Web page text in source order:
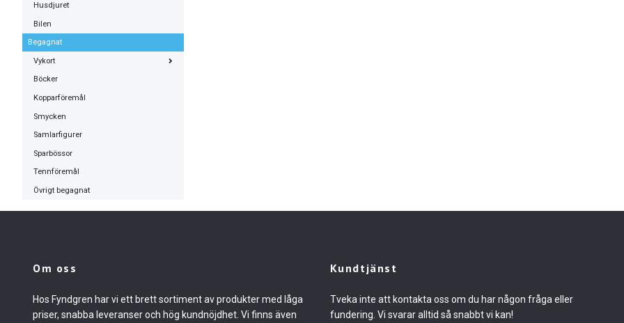
Husdjuret
Bilen
Begagnat
Vykort
Böcker
Kopparföremål
Smycken
Samlarfigurer
Sparbössor
Tennföremål
Övrigt begagnat
Om oss
Hos Fyndgren har vi ett brett sortiment av produkter med låga
priser, snabba leveranser och hög kundnöjdhet. Vi finns även
Kundtjänst
Tveka inte att kontakta oss om du har någon fråga eller
fundering. Vi svarar alltid så snabbt vi kan!